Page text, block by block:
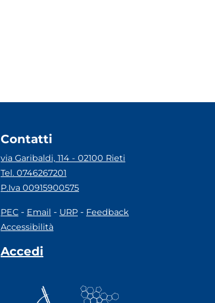
Contatti
via Garibaldi, 114 - 02100 Rieti
Tel. 0746267201
P.Iva 00915900575
PEC - Email - URP - Feedback
Accessibilità
Accedi